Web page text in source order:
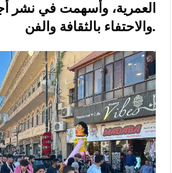
العمرية، وأسهمت في نشر
والاحتفاء بالثقافة والفن.